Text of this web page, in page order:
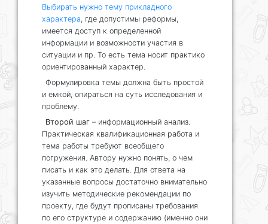
Выбирать нужно тему прикладного
характера, где допустимы реформы,
имеется доступ к определенной
информации и возможности участия в
ситуации и пр. То есть тема носит практико
ориентированный характер.
Формулировка темы должна быть простой
и емкой, опираться на суть исследования и
проблему.
Второй шаг – информационный анализ.
Практическая квалификационная работа и
тема работы требуют всеобщего
погружения. Автору нужно понять, о чем
писать и как это делать. Для ответа на
указанные вопросы достаточно внимательно
изучить методические рекомендации по
проекту, где будут прописаны требования
по его структуре и содержанию (именно они